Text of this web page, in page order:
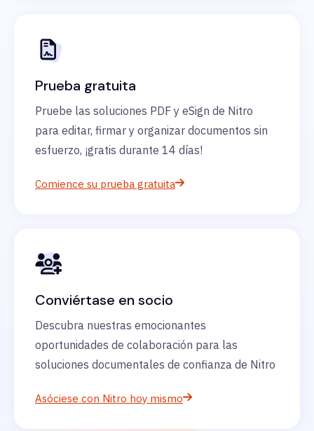
Prueba gratuita
Pruebe las soluciones PDF y eSign de Nitro
para editar, firmar y organizar documentos sin
esfuerzo, ¡gratis durante 14 días!
Comience su prueba gratuita
Conviértase en socio
Descubra nuestras emocionantes
oportunidades de colaboración para las
soluciones documentales de confianza de Nitro
Asóciese con Nitro hoy mismo